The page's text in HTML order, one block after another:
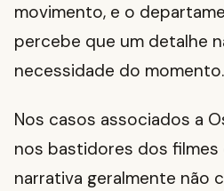
movimento, e o
percebe que um detalhe
necessidade do momento.
Nos casos associados a
nos bastidores dos filmes
narrativa geralmente não